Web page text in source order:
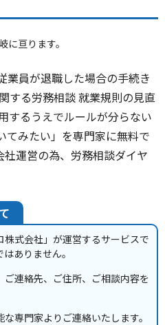
に亘ります。
式会社」が運営するサービスで
ありません。
連絡先、ご住所、ご相談内容を
専門家よりご連絡いたします。